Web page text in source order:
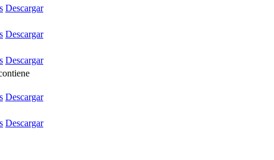
Descargar
Descargar
Descargar
Descargar
Descargar